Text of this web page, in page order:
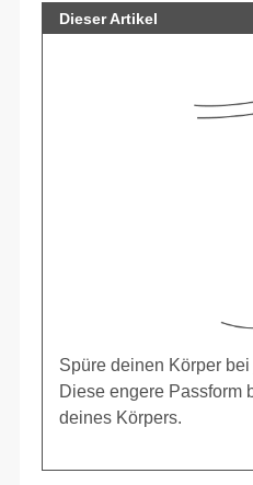
Dieser Artikel
Spüre deinen Körper
Diese engere Passform
deines Körpers.